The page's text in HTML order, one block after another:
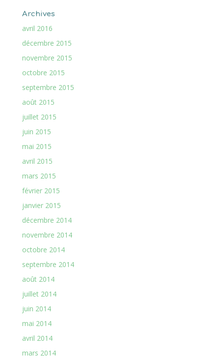
Archives
avril 2016
décembre 2015
novembre 2015
octobre 2015
septembre 2015
août 2015
juillet 2015
juin 2015
mai 2015
avril 2015
mars 2015
février 2015
janvier 2015
décembre 2014
novembre 2014
octobre 2014
septembre 2014
août 2014
juillet 2014
juin 2014
mai 2014
avril 2014
mars 2014